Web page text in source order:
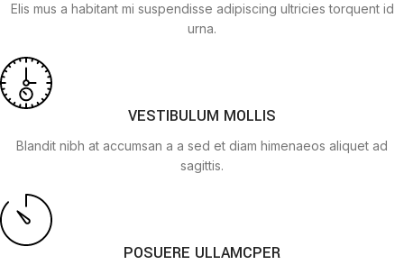
Elis mus a habitant mi suspendisse adipiscing ultricies torquent id
urna.
VESTIBULUM MOLLIS
Blandit nibh at accumsan a a sed et diam himenaeos aliquet ad
sagittis.
POSUERE ULLAMCPER